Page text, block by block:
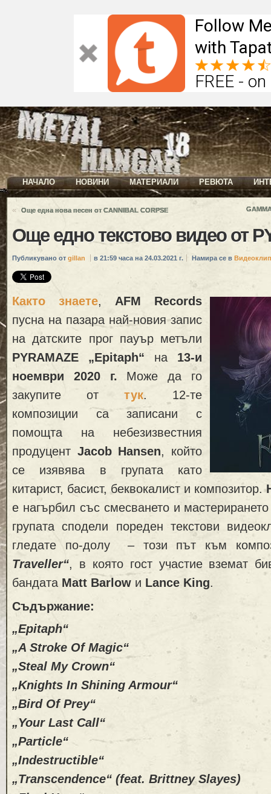
Follow
with
FREE -
НАЧАЛО НОВИНИ МАТЕРИАЛИ РЕВЮТА
« Още една нова песен от CANNIBAL CORPSE
Още едно текстово видео от
Публикувано от gillan в 21:59 часа на 24.03.2021 г. Намира се в
Както знаете, AFM Records
пусна на пазара най-новия запис
на датските прог пауър метъли
PYRAMAZE
„Epitaph“ на 13-и
ноември 2020 г. Може да го
закупите от тук. 12-те
композиции са записани с
помощта на небезизвестния
продуцент Jacob Hansen, който
се изявява в групата като
китарист, басист, беквокалист и композитор.
е нагърбил със смесването и
групата сподели пореден текстови
гледате по-долу – този път към
Traveller“, в която гост участие вземат
бандата Matt Barlow и Lance King.
Съдържание:
„Epitaph“
„A Stroke Of Magic“
„Steal My Crown“
„Knights In Shining Armour“
„Bird Of Prey“
„Your Last Call“
„Particle“
„Indestructible“
„Transcendence“ (feat. Brittney Slayes)